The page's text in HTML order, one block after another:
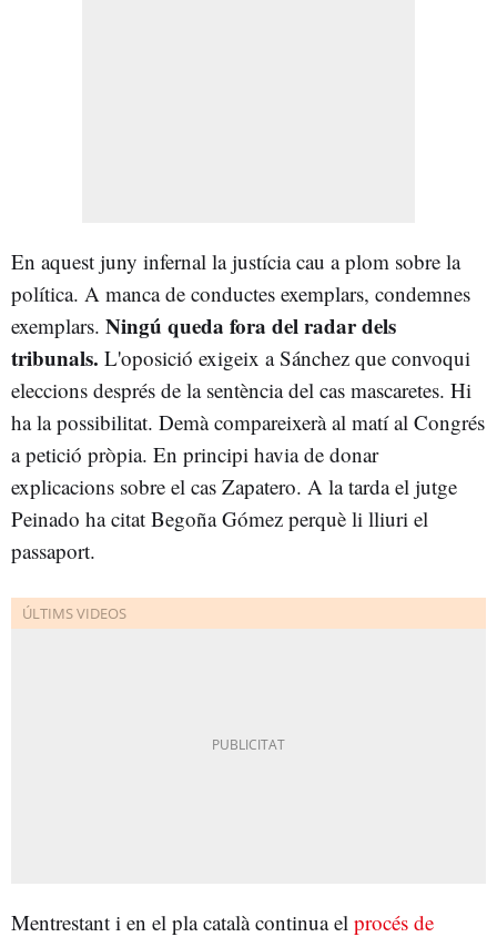
En aquest juny infernal la justícia cau a plom sobre la
política. A manca de conductes exemplars, condemnes
exemplars. Ningú queda fora del radar dels
tribunals. L'oposició exigeix a Sánchez que convoqui
eleccions després de la sentència del cas mascaretes. Hi
ha la possibilitat. Demà compareixerà al matí al Congrés
a petició pròpia. En principi havia de donar
explicacions sobre el cas Zapatero. A la tarda el jutge
Peinado ha citat Begoña Gómez perquè li lliuri el
passaport.
Mentrestant i en el pla català continua el procés de